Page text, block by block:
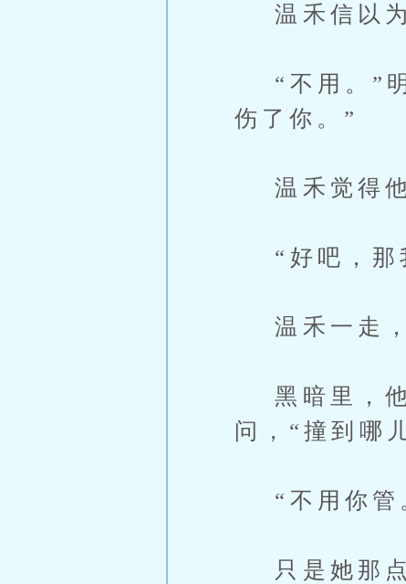
温禾信以为
“不用。”明
伤了你。”
温禾觉得他
“好吧，那
温禾一走，
黑暗里，他
问，“撞到哪
“不用你管
只是她那点